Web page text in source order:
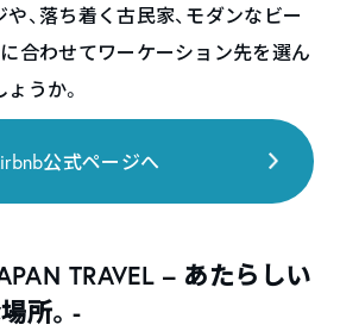
、落ち着く古民家、モダンなビー
合わせてワーケーション先を選ん
うか。
公式ページへ
TRAVEL – あたらしい
所。-